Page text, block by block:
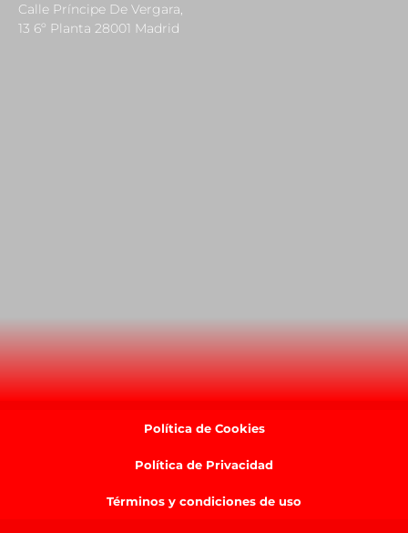
Calle Príncipe De Vergara,
13 6º Planta 28001 Madrid
Política de Cookies
Política de Privacidad
Términos y condiciones de uso